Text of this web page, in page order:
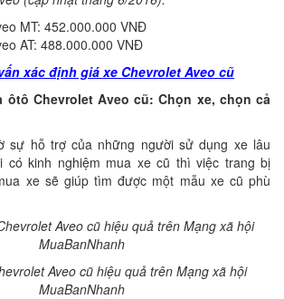
MT: 452.000.000 VNĐ
AT: 488.000.000 VNĐ
xác định giá xe Chevrolet Aveo cũ
ôtô Chevrolet Aveo cũ: Chọn xe, chọn cả
sự hỗ trợ của những người sử dụng xe lâu
có kinh nghiệm mua xe cũ thì việc trang bị
xe sẽ giúp tìm được một mẫu xe cũ phù
Aveo cũ hiệu quả trên Mạng xã hội
MuaBanNhanh